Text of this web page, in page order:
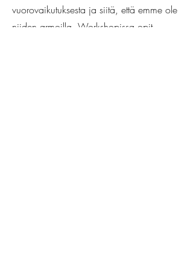
vuorovaikutuksesta ja siitä, että emme ole
niiden armoilla. Workshopissa opit